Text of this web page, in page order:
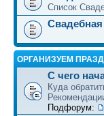
Список
ОРГАНИЗУЕМ
С чего
Куда
Подфорум: